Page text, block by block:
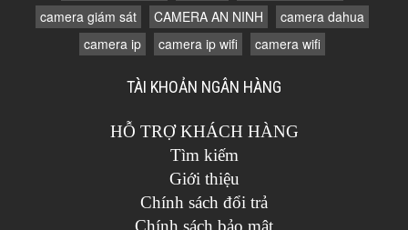
camera giám sát
CAMERA AN NINH
camera dahua
camera ip
camera ip wifi camera wifi
TÀI KHOẢN NGÂN HÀNG
HỖ TRỢ KHÁCH HÀNG
Tìm kiếm
Giới thiệu
Chính sách đổi trả
Chính sách bảo mật